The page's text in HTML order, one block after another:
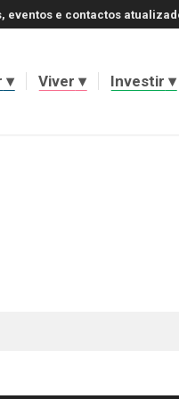
eventos e contactos
Viver Investir